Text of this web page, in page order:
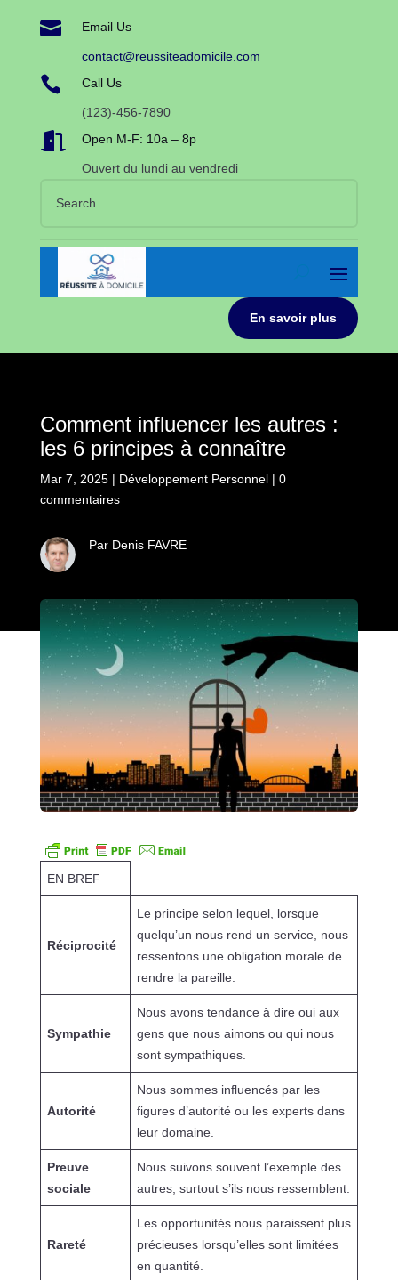
 Email Us
contact@reussiteadomicile.com
 Call Us
(123)-456-7890
 Open M-F: 10a – 8p
Ouvert du lundi au vendredi
En savoir plus
Comment influencer les autres :
les 6 principes à connaître
Mar 7, 2025| Développement Personnel| 0
commentaires
Par Denis FAVRE
EN BREF
Réciprocité
Le principe selon lequel, lorsque
quelqu’un nous rend un service, nous
ressentons une obligation morale de
rendre la pareille.
Sympathie
Nous avons tendance à dire oui aux
gens que nous aimons ou qui nous
sont sympathiques.
Autorité
Nous sommes influencés par les
figures d’autorité ou les experts dans
leur domaine.
Preuve
sociale
Nous suivons souvent l’exemple des
autres, surtout s’ils nous ressemblent.
Rareté
Les opportunités nous paraissent plus
précieuses lorsqu’elles sont limitées
en quantité.